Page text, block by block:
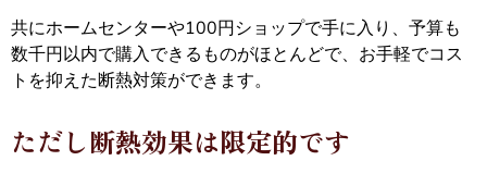
共にホームセンターや100円ショップで手に入り、予算も
数千円以内で購入できるものがほとんどで、お手軽でコス
トを抑えた断熱対策ができます。
ただし断熱効果は限定的です